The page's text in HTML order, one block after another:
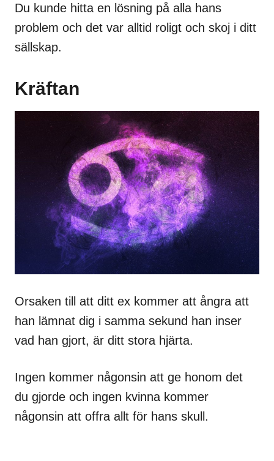
Du kunde hitta en lösning på alla hans
problem och det var alltid roligt och skoj i ditt
sällskap.
Kräftan
Orsaken till att ditt ex kommer att ångra att
han lämnat dig i samma sekund han inser
vad han gjort, är ditt stora hjärta.
Ingen kommer någonsin att ge honom det
du gjorde och ingen kvinna kommer
någonsin att offra allt för hans skull.